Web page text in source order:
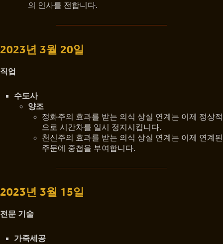
의 인사를 전합니다.
2023년 3월 20일
직업
수도사
양조
정화주의 효과를 받는 의식 상실 연계는 이제 정상적
으로 시간차를 일시 정지시킵니다.
천신주의 효과를 받는 의식 상실 연계는 이제 연계된
주문에 중첩을 부여합니다.
2023년 3월 15일
전문 기술
가죽세공